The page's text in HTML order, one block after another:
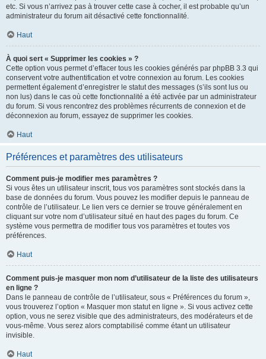
etc. Si vous n’arrivez pas à trouver cette case à cocher, il est probable qu’un
administrateur du forum ait désactivé cette fonctionnalité.
Haut
À quoi sert « Supprimer les cookies » ?
Cette option vous permet d’effacer tous les cookies générés par phpBB 3.3 qui
conservent votre authentification et votre connexion au forum. Les cookies
permettent également d’enregistrer le statut des messages (s’ils sont lus ou
non lus) dans le cas où cette fonctionnalité a été activée par un administrateur
du forum. Si vous rencontrez des problèmes récurrents de connexion et de
déconnexion au forum, essayez de supprimer les cookies.
Haut
Préférences et paramètres des utilisateurs
Comment puis-je modifier mes paramètres ?
Si vous êtes un utilisateur inscrit, tous vos paramètres sont stockés dans la
base de données du forum. Vous pouvez les modifier depuis le panneau de
contrôle de l’utilisateur. Le lien vers ce dernier se trouve généralement en
cliquant sur votre nom d’utilisateur situé en haut des pages du forum. Ce
système vous permettra de modifier tous vos paramètres et toutes vos
préférences.
Haut
Comment puis-je masquer mon nom d’utilisateur de la liste des utilisateurs
en ligne ?
Dans le panneau de contrôle de l’utilisateur, sous « Préférences du forum »,
vous trouverez l’option « Masquer mon statut en ligne ». Si vous activez cette
option, vous ne serez visible que des administrateurs, des modérateurs et de
vous-même. Vous serez alors comptabilisé comme étant un utilisateur
invisible.
Haut